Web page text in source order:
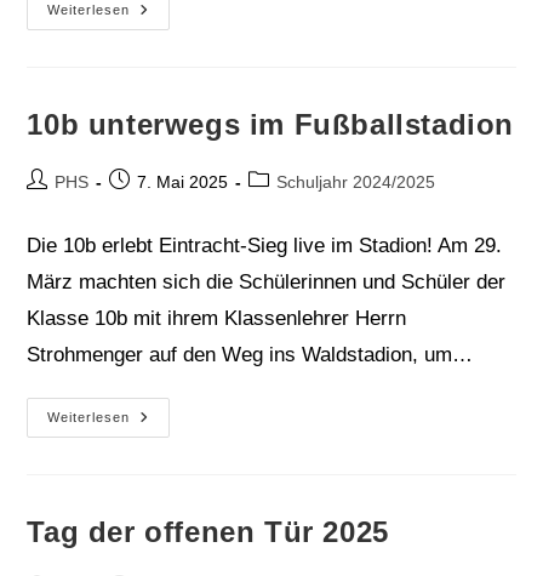
Weiterlesen
Nikolinas
Bericht
Morgan
School
Challenge
10b unterwegs im Fußballstadion
Beitrags-
PHS
Beitrag7. Mai 2025
Beitrags-
Schuljahr 2024/2025
Die 10b erlebt Eintracht-Sieg live im Stadion! Am 29.
März machten sich die Schülerinnen und Schüler der
Klasse 10b mit ihrem Klassenlehrer Herrn
Strohmenger auf den Weg ins Waldstadion, um…
Weiterlesen
10b
Unterwegs
Tag der offenen Tür 2025